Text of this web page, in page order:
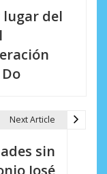
lugar del
Next Article
sin
José